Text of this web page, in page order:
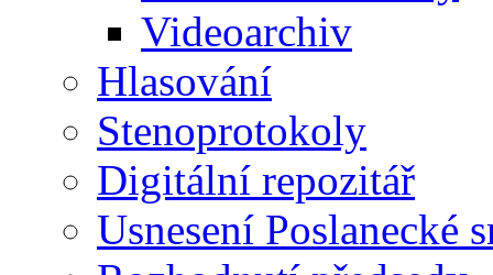
Videoarchiv
Hlasování
Stenoprotokoly
Digitální repozitář
Usnesení Poslanecké